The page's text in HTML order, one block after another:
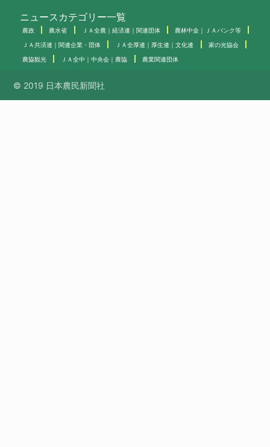
ニュースカテゴリー一覧
農政 農水省 ＪＡ全農｜経済連｜関連団体 農林中金｜ＪＡバンク等
ＪＡ共済連｜関連企業・団体 ＪＡ全厚連｜厚生連｜文化連 家の光協会
農協観光 ＪＡ全中｜中央会｜農協 農業関連団体
© 2019 日本農民新聞社